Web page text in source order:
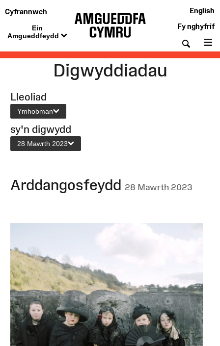
Cyfrannwch
Ein
Amgueddfeydd
English
Fy nghyfrif
Digwyddiadau
Lleoliad
Ymhobman
sy'n digwydd
28 Mawrth 2023
Arddangosfeydd 28 Mawrth 2023